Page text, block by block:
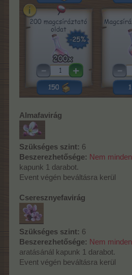
Almafavirág
Szükséges szint: 6
Beszerezhetősége: Nem minden
kapunk 1 darabot.
Event végén beváltásra kerül
Cseresznyefavirág
Szükséges szint: 6
Beszerezhetősége: Nem minden
aratásánál kapunk 1 darabot.
Event végén beváltásra kerül